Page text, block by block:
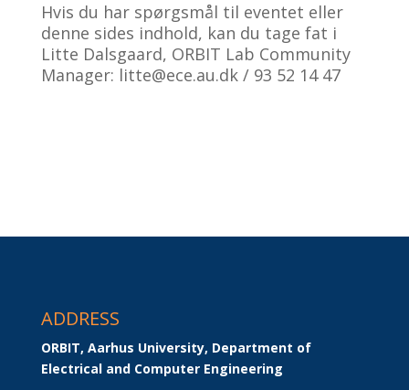
Hvis du har spørgsmål til eventet eller
denne sides indhold, kan du tage fat i
Litte Dalsgaard, ORBIT Lab Community
Manager: litte@ece.au.dk / 93 52 14 47
ADDRESS
ORBIT, Aarhus University, Department of
Electrical and Computer Engineering